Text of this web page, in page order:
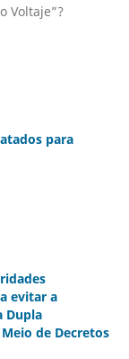
Voltaje”?
para
evitar a
Dupla
de Decretos